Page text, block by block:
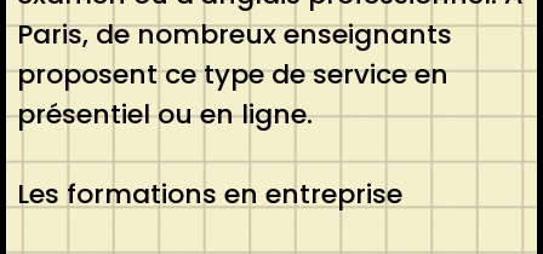
Paris, de nombreux enseignants
proposent ce type de service en
présentiel ou en ligne.
Les formations en entreprise